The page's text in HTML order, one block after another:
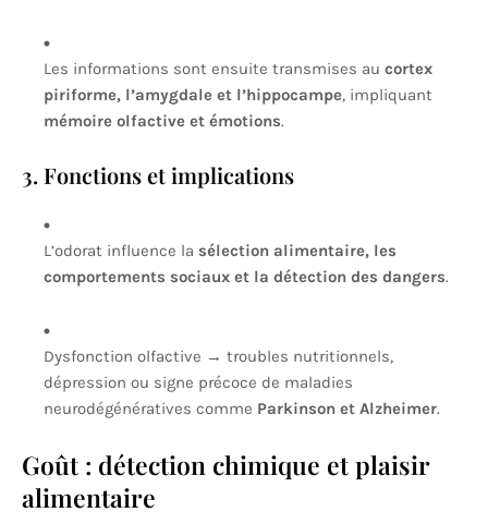
Les informations sont ensuite transmises au cortex
piriforme, l’amygdale et l’hippocampe, impliquant
mémoire olfactive et émotions.
3. Fonctions et implications
L’odorat influence la sélection alimentaire, les
comportements sociaux et la détection des dangers.
Dysfonction olfactive → troubles nutritionnels,
dépression ou signe précoce de maladies
neurodégénératives comme Parkinson et Alzheimer.
Goût : détection chimique et plaisir
alimentaire